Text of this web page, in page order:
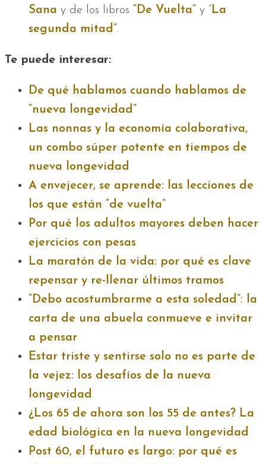
Sana y de los libros “De Vuelta” y “La
segunda mitad”.
Te puede interesar:
De qué hablamos cuando hablamos de
“nueva longevidad”
Las nonnas y la economía colaborativa,
un combo súper potente en tiempos de
nueva longevidad
A envejecer, se aprende: las lecciones de
los que están “de vuelta”
Por qué los adultos mayores deben hacer
ejercicios con pesas
La maratón de la vida: por qué es clave
repensar y re-llenar últimos tramos
“Debo acostumbrarme a esta soledad”: la
carta de una abuela conmueve e invitar
a pensar
Estar triste y sentirse solo no es parte de
la vejez: los desafíos de la nueva
longevidad
¿Los 65 de ahora son los 55 de antes? La
edad biológica en la nueva longevidad
Post 60, el futuro es largo: por qué es